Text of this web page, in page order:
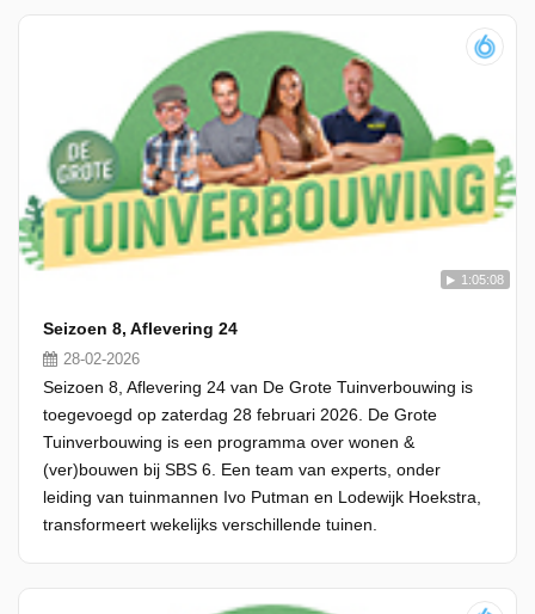
1:05:08
Seizoen 8, Aflevering 24
28-02-2026
Seizoen 8, Aflevering 24 van De Grote Tuinverbouwing is
toegevoegd op zaterdag 28 februari 2026. De Grote
Tuinverbouwing is een programma over wonen &
(ver)bouwen bij SBS 6. Een team van experts, onder
leiding van tuinmannen Ivo Putman en Lodewijk Hoekstra,
transformeert wekelijks verschillende tuinen.